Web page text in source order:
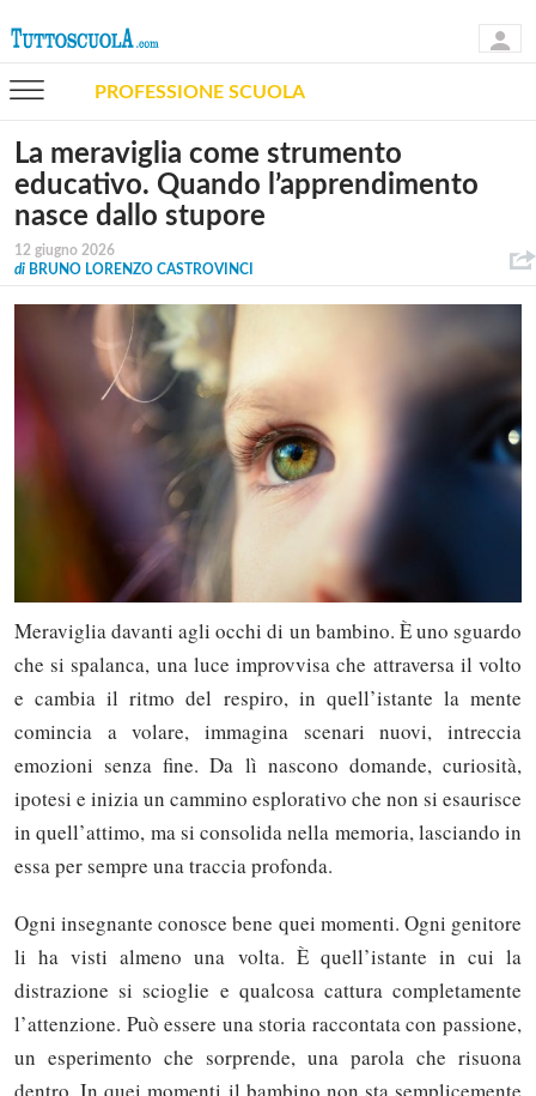
PROFESSIONE SCUOLA
La meraviglia come strumento
educativo. Quando l’apprendimento
nasce dallo stupore
12 giugno 2026
di BRUNO LORENZO CASTROVINCI
Meraviglia davanti agli occhi di un bambino. È uno sguardo
che si spalanca, una luce improvvisa che attraversa il volto
e cambia il ritmo del respiro, in quell’istante la mente
comincia a volare, immagina scenari nuovi, intreccia
emozioni senza fine. Da lì nascono domande, curiosità,
ipotesi e inizia un cammino esplorativo che non si esaurisce
in quell’attimo, ma si consolida nella memoria, lasciando in
essa per sempre una traccia profonda.
Ogni insegnante conosce bene quei momenti. Ogni genitore
li ha visti almeno una volta. È quell’istante in cui la
distrazione si scioglie e qualcosa cattura completamente
l’attenzione. Può essere una storia raccontata con passione,
un esperimento che sorprende, una parola che risuona
dentro. In quei momenti il bambino non sta semplicemente